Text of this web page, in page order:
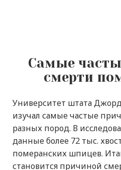
Самые
смерти
Университет штата
изучал самые частые
разных пород. В
данные более 72 тыс.
померанских шпицев.
становится причиной